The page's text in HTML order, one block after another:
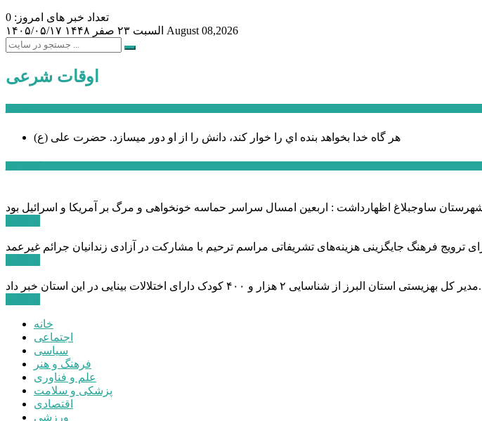
تعداد خبر های امروز: 0
۱۴۰۵/۰۵/۱۷
السبت ۲۳ صفر ۱۴۴۸ August 08,2026
اوقات شرعی
هر گاه خدا بخواهد بنده اي را خوار كند، دانش را از او دور میسازد. حضرت علی (ع)
ترویج فرهنگ جایگزینی هزینه‌های تشریفاتی مراسم ترحیم با مشارکت در آزادی زندانیان جرائم غیرعمد
مدیر کل بهزیستی استان البرز از شناسایی ۲ هزار و ۴۰۰ کودک دارای اختلالات بینایی در این استان خبر داد.
خانه
اجتماعی
سیاسی
فرهنگ و هنر
علم و فناوری
پزشکی و سلامت
اقتصادی
ورزشی